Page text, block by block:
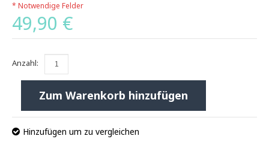
* Notwendige Felder
49,90 €
Anzahl:
Zum Warenkorb hinzufügen
Hinzufügen um zu vergleichen